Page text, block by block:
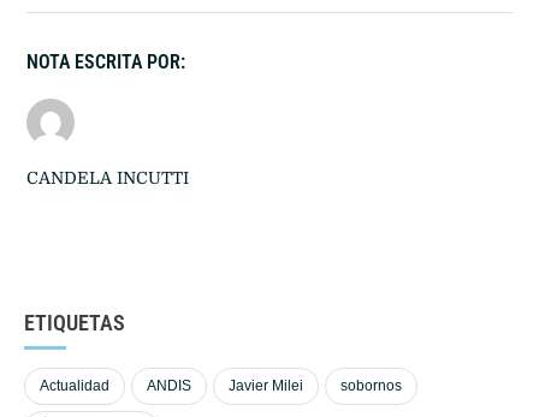
NOTA ESCRITA POR:
CANDELA INCUTTI
ETIQUETAS
Actualidad ANDIS Javier Milei sobornos